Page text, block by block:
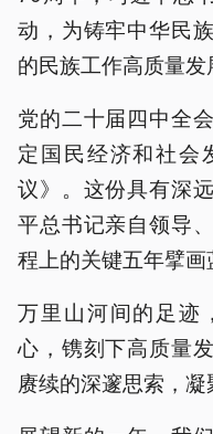
动，为铸牢中华民
的民族工作高质量发
党的二十届四中全
定国民经济和社会
议》。这份具有深
平总书记亲自领导
程上的关键五年擘画
万里山河间的足迹
心，镌刻下高质量
赓续的深邃思索，凝